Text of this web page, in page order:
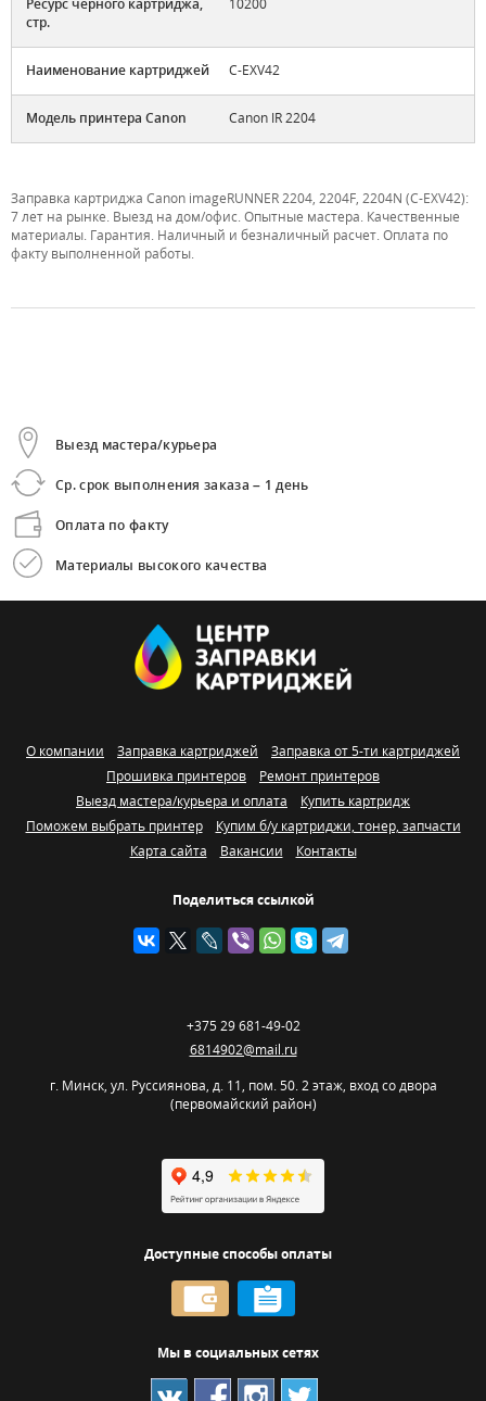
Ресурс черного картриджа,
стр.
10200
Наименование картриджей C-EXV42
Модель принтера Canon Canon IR 2204
Заправка картриджа Canon imageRUNNER 2204, 2204F, 2204N (C-EXV42):
7 лет на рынке. Выезд на дом/офис. Опытные мастера. Качественные
материалы. Гарантия. Наличный и безналичный расчет. Оплата по
факту выполненной работы.
Выезд мастера/курьера
Ср. срок выполнения заказа – 1 день
Оплата по факту
Материалы высокого качества
Поделиться ссылкой
О компании Заправка картриджей
Заправка от 5-ти картриджей
Прошивка принтеров
Ремонт принтеров
Выезд мастера/курьера и оплата
Купить картридж
Поможем выбрать принтер
Купим б/у картриджи, тонер, запчасти
Карта сайта
Вакансии Контакты
Доступные способы оплаты
Мы в социальных сетях
+375 29 681-49-02
6814902@mail.ru
г. Минск, ул. Руссиянова, д. 11, пом. 50. 2 этаж, вход со двора
(первомайский район)